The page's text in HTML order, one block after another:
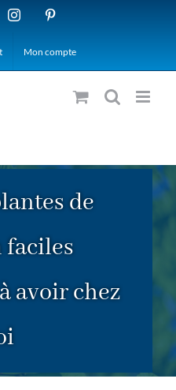
Instagram
Mon compte
de
faciles
avoir chez